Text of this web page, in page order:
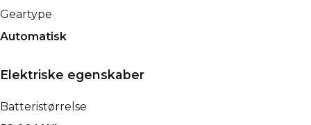
Geartype
Automatisk
Elektriske egenskaber
Batteristørrelse